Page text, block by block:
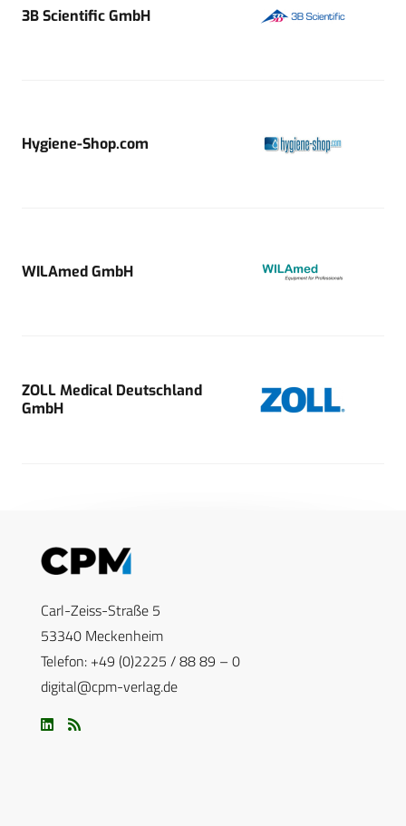
3B Scientific GmbH
Hygiene-Shop.com
WILAmed GmbH
ZOLL Medical Deutschland
GmbH
Carl-Zeiss-Straße 5
53340 Meckenheim
Telefon: +49 (0)2225 / 88 89 – 0
digital@cpm-verlag.de